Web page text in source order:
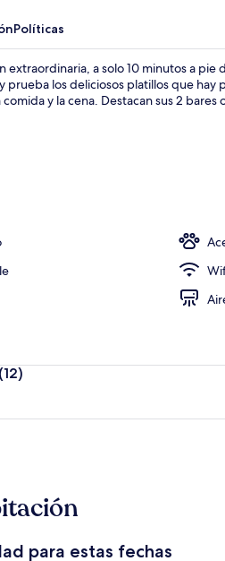
Políticas
extraordinaria, a solo 10 minutos a
prueba los deliciosos platillos que hay
y la cena. Destacan sus 2 bares
(12)
para estas fechas